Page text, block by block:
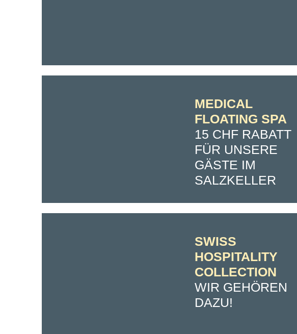
MEDICAL
FLOATING SPA
15 CHF RABATT
FÜR UNSERE
GÄSTE IM
SALZKELLER
SWISS
HOSPITALITY
COLLECTION
WIR GEHÖREN
DAZU!